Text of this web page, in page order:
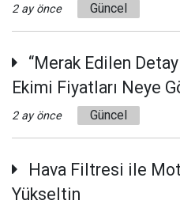
2 ay önce Güncel
“Merak Edilen
Ekimi Fiyatları Neye
2 ay önce Güncel
Hava Filtresi ile
Yükseltin